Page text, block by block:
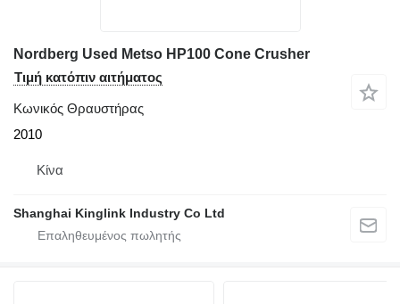
Nordberg Used Metso HP100 Cone Crusher
Τιμή κατόπιν αιτήματος
Κωνικός Θραυστήρας
2010
Κίνα
Shanghai Kinglink Industry Co Ltd